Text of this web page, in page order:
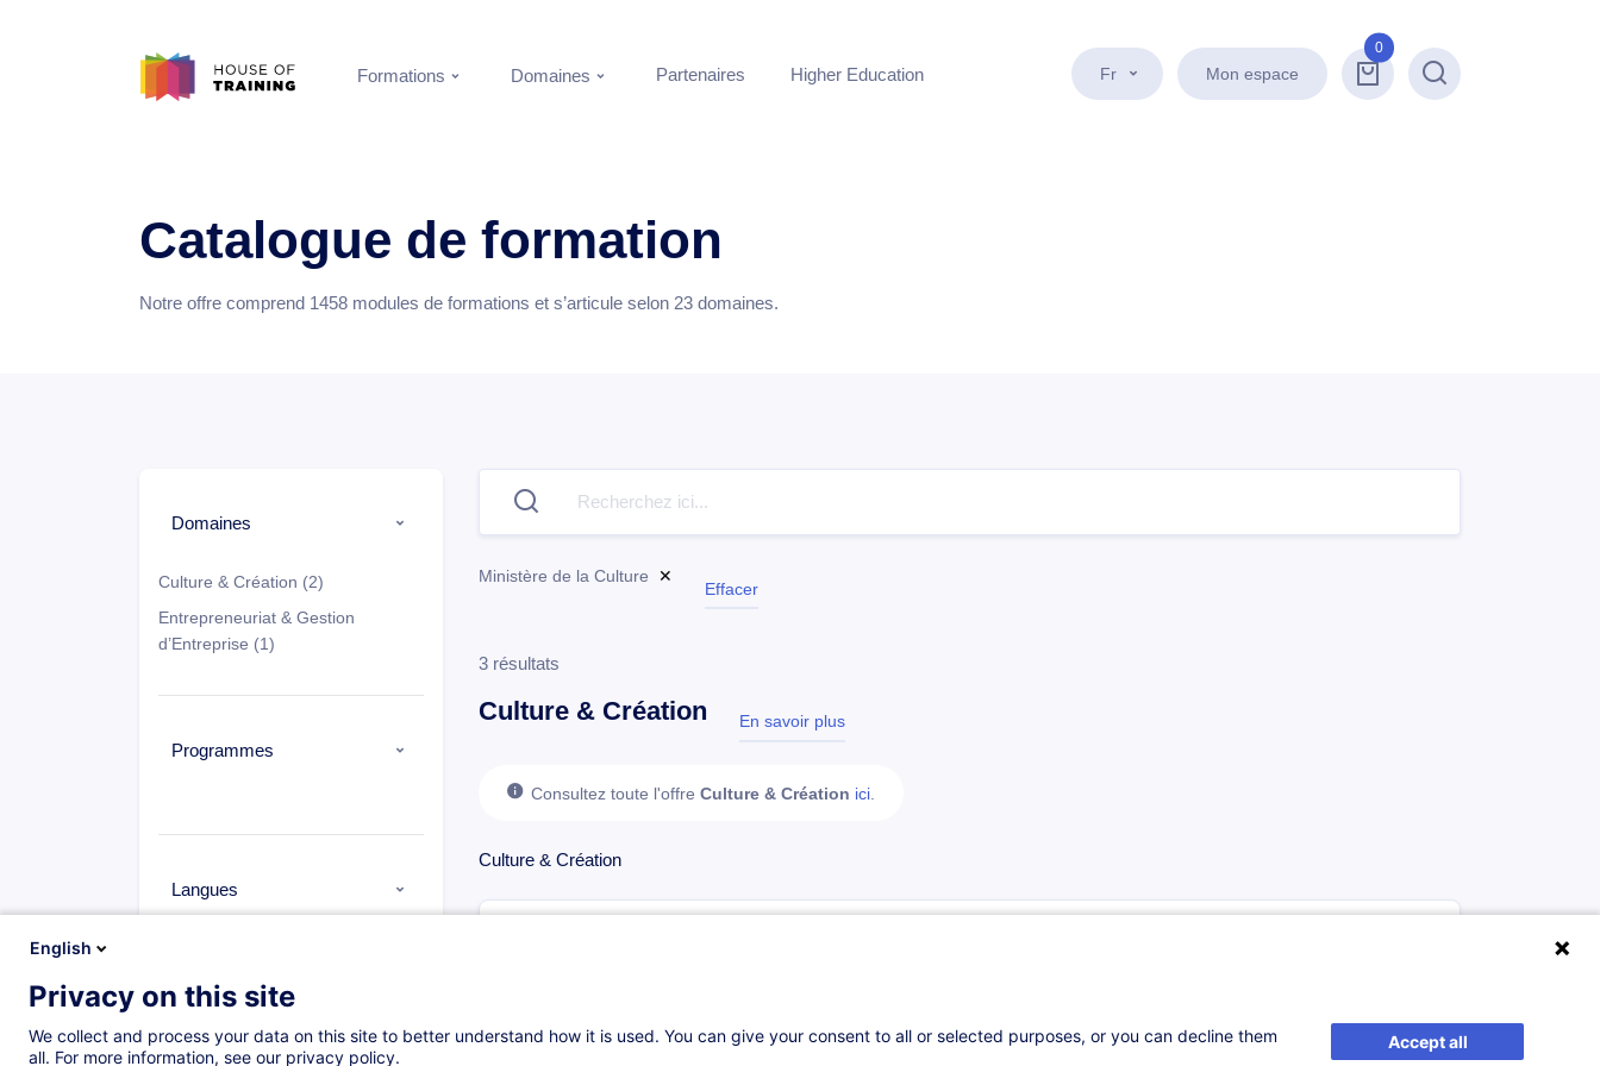
Fr Mon espace
0
Recherche
Formations Domaines Partenaires Higher Education
Catalogue de formation
Notre offre comprend 1458 modules de formations et s’articule selon 23 domaines.
Domaines
Culture & Création (2)
Entrepreneuriat & Gestion
d’Entreprise (1)
Programmes
Langues
Types
Ministère de la Culture ✕
Effacer
3 résultats
Culture & Création En savoir plus
test
Consultez toute l'offre Culture & Création ici
Culture & Création
English
Privacy on this site
We collect and process your data on this site to better understand how it is used. You can give your consent to all or selected purposes, or you can decline them
all. For more information, see our privacy policy.
Accept all